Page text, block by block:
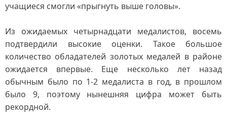
учащиеся смогли «прыгнуть выше головы».
Из ожидаемых четырнадцати медалистов, восемь
подтвердили высокие оценки. Такое большое
количество обладателей золотых медалей в районе
ожидается впервые. Еще несколько лет назад
обычным было по 1-2 медалиста в год, в прошлом
было 9, поэтому нынешняя цифра может быть
рекордной.